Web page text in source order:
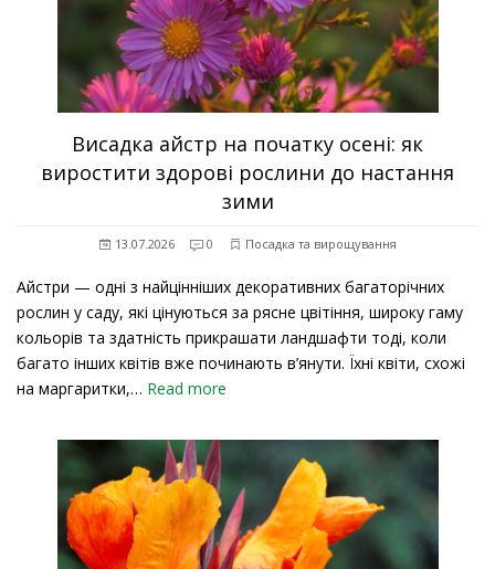
Висадка айстр на початку осені: як
виростити здорові рослини до настання
зими
13.07.2026 0 Посадка та вирощування
Айстри — одні з найцінніших декоративних багаторічних
рослин у саду, які цінуються за рясне цвітіння, широку гаму
кольорів та здатність прикрашати ландшафти тоді, коли
багато інших квітів вже починають в’янути. Їхні квіти, схожі
на маргаритки,… Read more